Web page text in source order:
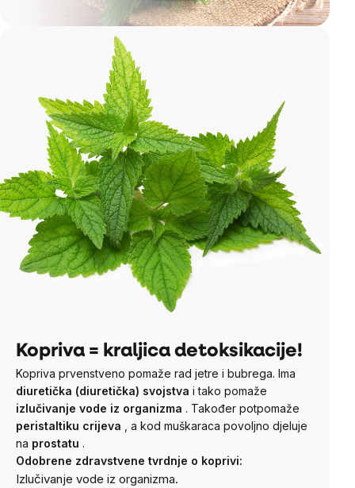
Kopriva = kraljica detoksikacije!
Kopriva prvenstveno pomaže rad jetre i bubrega. Ima
diuretička (diuretička) svojstva i tako pomaže
izlučivanje vode iz organizma . Također potpomaže
peristaltiku crijeva , a kod muškaraca povoljno djeluje
na prostatu .
Odobrene zdravstvene tvrdnje o koprivi:
Izlučivanje vode iz organizma.